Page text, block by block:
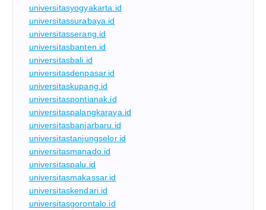
universitasyogyakarta.id
universitassurabaya.id
universitasserang.id
universitasbanten.id
universitasbali.id
universitasdenpasar.id
universitaskupang.id
universitaspontianak.id
universitaspalangkaraya.id
universitasbanjarbaru.id
universitastanjungselor.id
universitasmanado.id
universitaspalu.id
universitasmakassar.id
universitaskendari.id
universitasgorontalo.id